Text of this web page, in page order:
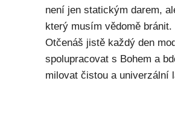
není jen statickým darem,
který musím vědomě
Otčenáš jistě každý den
spolupracovat s Bohem a
milovat čistou a univerzální